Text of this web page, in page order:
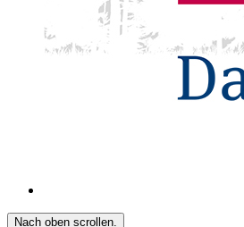
Nach oben scrollen.